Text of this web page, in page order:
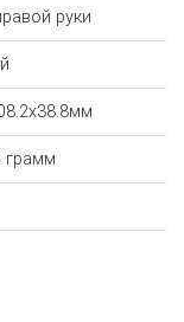
руки
грамм